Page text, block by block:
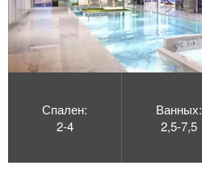
Спален:
2-4
Ванных:
2,5-7,5